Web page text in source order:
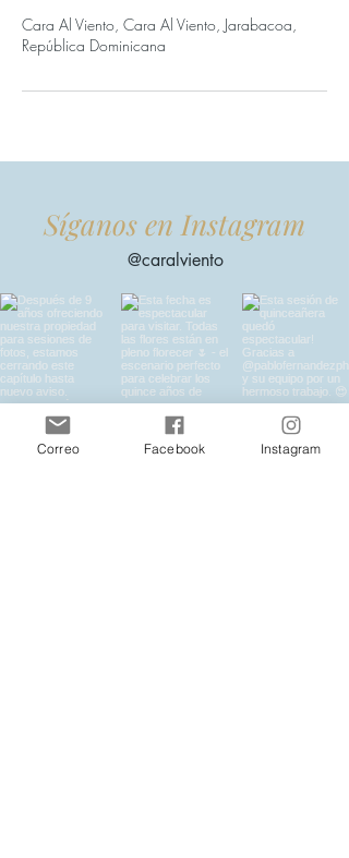
Cara Al Viento, Cara Al Viento, Jarabacoa,
República Dominicana
Síganos en Instagram
@caralviento
Correo Facebook Instagram